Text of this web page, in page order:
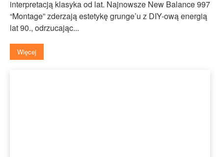
interpretacją klasyka od lat. Najnowsze New Balance 997
“Montage” zderzają estetykę grunge’u z DIY-ową energią
lat 90., odrzucając...
Więcej